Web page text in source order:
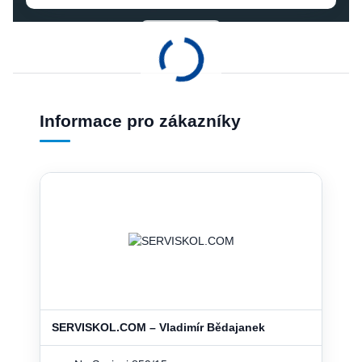
Informace pro zákazníky
SERVISKOL.COM – Vladimír Bědajanek